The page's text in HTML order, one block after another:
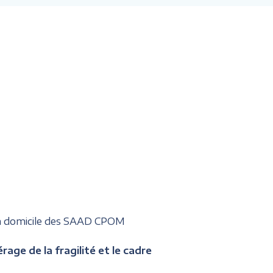
des SAAD CPOM
de la fragilité et le cadre